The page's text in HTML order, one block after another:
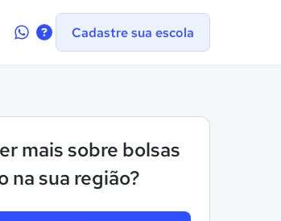
Contate-Cadastre sua escola
mais sobre bolsas
na sua região?